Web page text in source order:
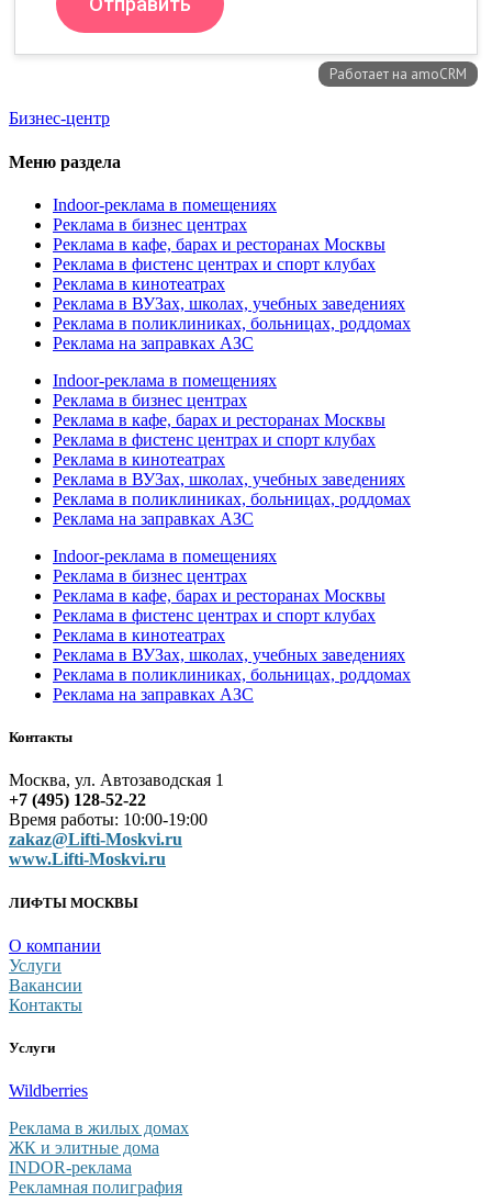
Бизнес-центр
Меню раздела
Indoor-реклама в помещениях
Реклама в бизнес центрах
Реклама в кафе, барах и ресторанах Москвы
Реклама в фистенс центрах и спорт клубах
Реклама в кинотеатрах
Реклама в ВУЗах, школах, учебных заведениях
Реклама в поликлиниках, больницах, роддомах
Реклама на заправках АЗС
Indoor-реклама в помещениях
Реклама в бизнес центрах
Реклама в кафе, барах и ресторанах Москвы
Реклама в фистенс центрах и спорт клубах
Реклама в кинотеатрах
Реклама в ВУЗах, школах, учебных заведениях
Реклама в поликлиниках, больницах, роддомах
Реклама на заправках АЗС
Indoor-реклама в помещениях
Реклама в бизнес центрах
Реклама в кафе, барах и ресторанах Москвы
Реклама в фистенс центрах и спорт клубах
Реклама в кинотеатрах
Реклама в ВУЗах, школах, учебных заведениях
Реклама в поликлиниках, больницах, роддомах
Реклама на заправках АЗС
Контакты
Москва, ул. Автозаводская 1
+7 (495) 128-52-22
Время работы: 10:00-19:00
zakaz@Lifti-Moskvi.ru
www.Lifti-Moskvi.ru
ЛИФТЫ МОСКВЫ
О компании
Услуги
Вакансии
Контакты
Услуги
Wildberries
Реклама в жилых домах
ЖК и элитные дома
INDOR-реклама
Рекламная полиграфия